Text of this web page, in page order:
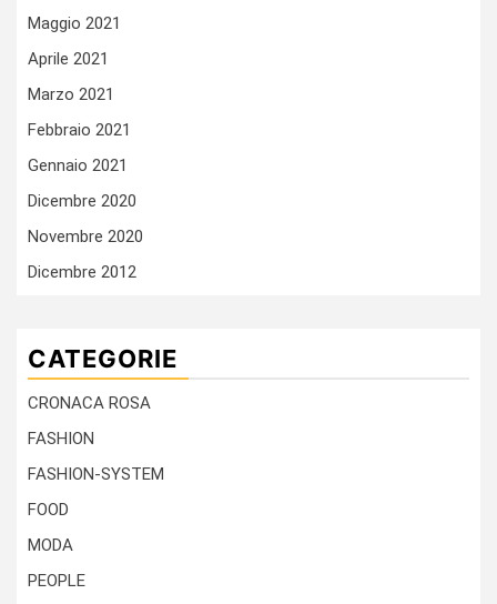
Maggio 2021
Aprile 2021
Marzo 2021
Febbraio 2021
Gennaio 2021
Dicembre 2020
Novembre 2020
Dicembre 2012
CATEGORIE
CRONACA ROSA
FASHION
FASHION-SYSTEM
FOOD
MODA
PEOPLE